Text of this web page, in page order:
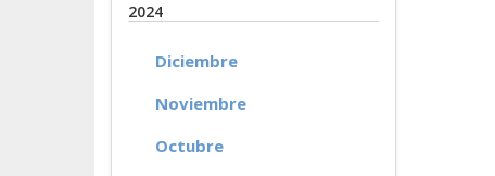
2024
Diciembre
Noviembre
Octubre